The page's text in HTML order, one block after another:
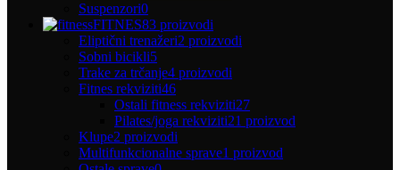
Suspenzori0
FITNES83 proizvodi
Eliptični trenažeri2 proizvodi
Sobni bicikli5
Trake za trčanje4 proizvodi
Fitnes rekviziti46
Ostali fitness rekviziti27
Pilates/joga rekviziti21 proizvod
Klupe2 proizvodi
Multifunkcionalne sprave1 proizvod